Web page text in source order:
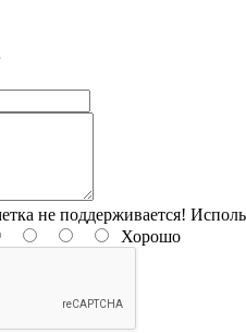
не поддерживается!
Хорошо